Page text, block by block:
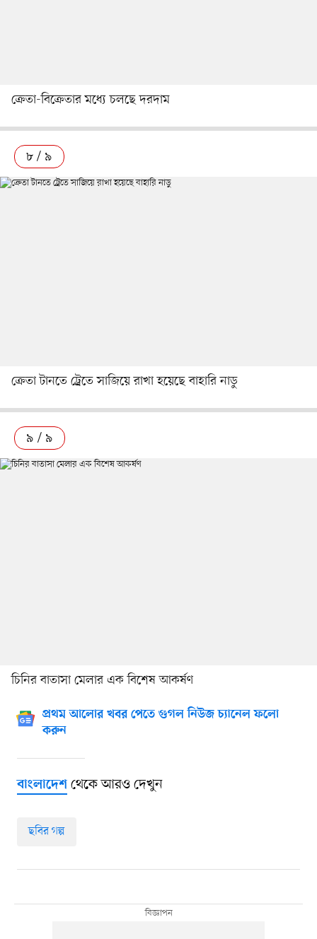
ক্রেতা-বিক্রেতার মধ্যে চলছে দরদাম
৮ / ৯
ক্রেতা টানতে ট্র্রেতে সাজিয়ে রাখা হয়েছে বাহারি নাডু
৯ / ৯
চিনির বাতাসা মেলার এক বিশেষ আকর্ষণ
প্রথম আলোর খবর পেতে গুগল নিউজ চ্যানেল ফলো
করুন
বাংলাদেশথেকে আরও দেখুন
ছবির গল্প